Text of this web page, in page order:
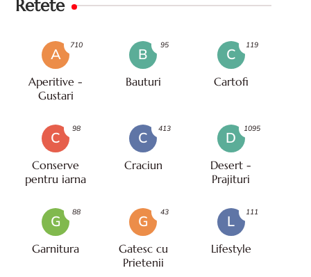
Retete
A
Aperitive -
Gustari
710
B
Bauturi
95
C
Cartofi
119
C
Conserve
pentru iarna
98
C
Craciun
413
D
Desert -
Prajituri
1095
G
Garnitura
88
G
Gatesc cu
Prietenii
43
L
Lifestyle
111